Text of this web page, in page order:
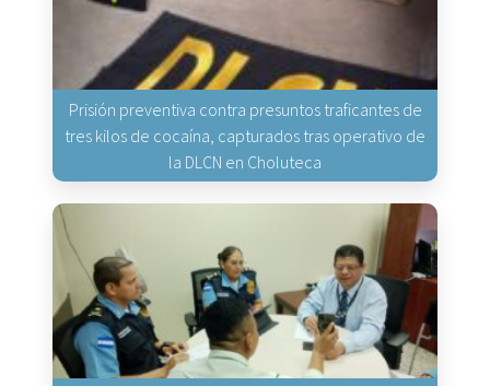
Prisión preventiva contra presuntos traficantes de
tres kilos de cocaína, capturados tras operativo de
la DLCN en Choluteca